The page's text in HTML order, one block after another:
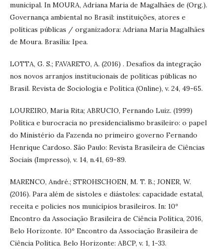
municipal. In MOURA, Adriana Maria de Magalhães de (Org.).
Governança ambiental no Brasil: instituições, atores e
políticas públicas / organizadora: Adriana Maria Magalhães
de Moura. Brasília: Ipea.
LOTTA, G. S.; FAVARETO, A. (2016) . Desafios da integração
nos novos arranjos institucionais de políticas públicas no
Brasil. Revista de Sociologia e Política (Online), v. 24, 49-65.
LOUREIRO, Maria Rita; ABRUCIO, Fernando Luiz. (1999)
Política e burocracia no presidencialismo brasileiro: o papel
do Ministério da Fazenda no primeiro governo Fernando
Henrique Cardoso. São Paulo: Revista Brasileira de Ciências
Sociais (Impresso), v. 14, n.41, 69-89.
MARENCO, André.; STROHSCHOEN, M. T. B.; JONER, W.
(2016). Para além de sístoles e diástoles: capacidade estatal,
receita e policies nos municípios brasileiros. In: 10º
Encontro da Associação Brasileira de Ciência Política, 2016,
Belo Horizonte. 10º Encontro da Associação Brasileira de
Ciência Política. Belo Horizonte: ABCP, v. 1, 1-33.